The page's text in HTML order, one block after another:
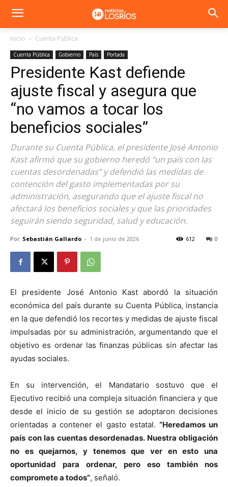
Inicio Cuenta Pública
Cuenta Pública Gobierno País Portada
Presidente Kast defiende
ajuste fiscal y asegura que
“no vamos a tocar los
beneficios sociales”
Durante su Cuenta Pública, el presidente José Antonio
Kast afirmó que su gobierno heredó “un país con las
cuentas desordenadas” y defendió las medidas de
contención del gasto implementadas por su
administración, asegurando que el ajuste fiscal no
afectará los beneficios sociales y que las prioridades
seguirán siendo seguridad, salud y educación.
Por Sebastián Gallardo - 1 de junio de 2026 0
612
El presidente José Antonio Kast abordó la situación
económica del país durante su Cuenta Pública, instancia
en la que defendió los recortes y medidas de ajuste fiscal
impulsadas por su administración, argumentando que el
objetivo es ordenar las finanzas públicas sin afectar las
ayudas sociales.
En su intervención, el Mandatario sostuvo que el
Ejecutivo recibió una compleja situación financiera y que
desde el inicio de su gestión se adoptaron decisiones
orientadas a contener el gasto estatal. “Heredamos un
país con las cuentas desordenadas. Nuestra obligación
no es quejarnos, y tenemos que ver en esto una
oportunidad para ordenar, pero eso también nos
compromete a todos”, señaló.